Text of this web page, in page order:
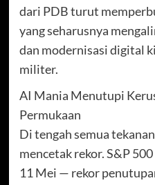
dari PDB turut
yang seharusnya
dan modernisasi digital
militer.
AI Mania Menutupi
Permukaan
Di tengah semua
mencetak rekor. S&P
11 Mei — rekor